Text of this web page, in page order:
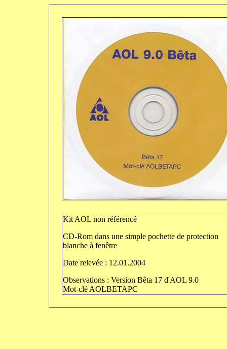
Kit AOL non référencé
CD-Rom dans une simple pochette de protection
blanche à fenêtre
Date relevée : 12.01.2004
Observations : Version Bêta 17 d'AOL 9.0
Mot-clé AOLBETAPC